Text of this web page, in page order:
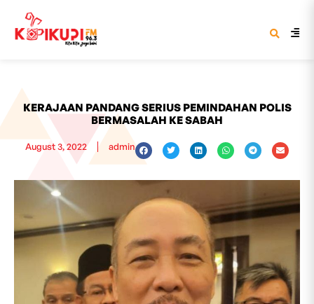
KERAJAAN PANDANG SERIUS PEMINDAHAN POLIS
BERMASALAH KE SABAH
August 3, 2022 admin